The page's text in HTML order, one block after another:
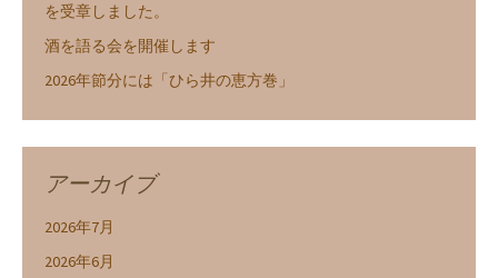
を受章しました。
酒を語る会を開催します
2026年節分には「ひら井の恵方巻」
アーカイブ
2026年7月
2026年6月